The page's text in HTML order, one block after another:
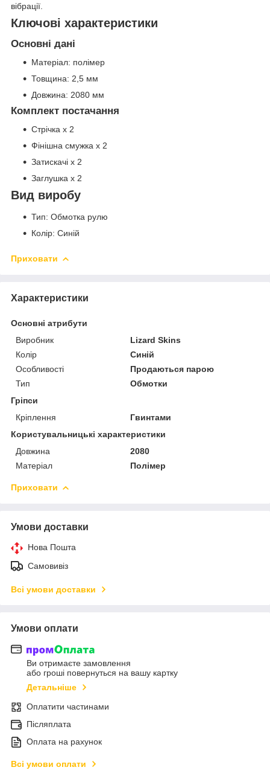
вібрації.
Ключові характеристики
Основні дані
Матеріал: полімер
Товщина: 2,5 мм
Довжина: 2080 мм
Комплект постачання
Стрічка х 2
Фінішна смужка х 2
Затискачі х 2
Заглушка х 2
Вид виробу
Тип: Обмотка рулю
Колір: Синій
Приховати
Характеристики
Основні атрибути
Виробник
Lizard Skins
Колір
Синій
Особливості
Продаються парою
Тип
Обмотки
Гріпси
Кріплення
Гвинтами
Користувальницькі характеристики
Довжина
2080
Матеріал
Полімер
Приховати
Умови доставки
Нова Пошта
Самовивіз
Всі умови доставки
Умови оплати
Ви отримаєте замовлення
або гроші повернуться на вашу картку
Детальніше
Оплатити частинами
Післяплата
Оплата на рахунок
Всі умови оплати